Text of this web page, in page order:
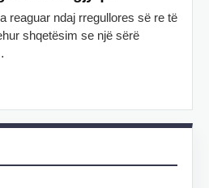
reaguar ndaj rregullores së re të
shqetësim se një sërë